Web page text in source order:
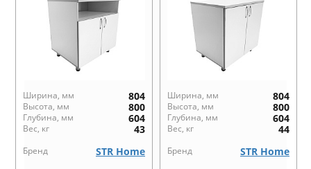
Ширина, мм 804
Высота, мм 800
Глубина, мм 604
Вес, кг 43
Бренд STR Home
Ширина, мм 804
Высота, мм 800
Глубина, мм 604
Вес, кг 44
Бренд STR Home